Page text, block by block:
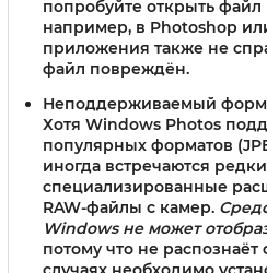
попробуйте открыть
например, в Photoshop
приложения также не
файл повреждён.
Неподдерживаемый
Хотя Windows Photos
популярных форматов
иногда встречаются
специализированные
RAW-файлы с камер.
Windows не может
потому что не